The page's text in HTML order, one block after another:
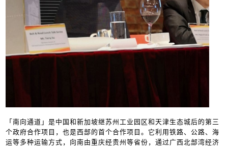
「南向通道」是中国和新加坡继苏州工业园区和天津生态城后的第三
个政府合作项目，也是西部的首个合作项目。它利用铁路、公路、海
运等多种运输方式，向南由重庆经贵州等省份，通过广西北部湾经济